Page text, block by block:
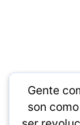
Gente
son